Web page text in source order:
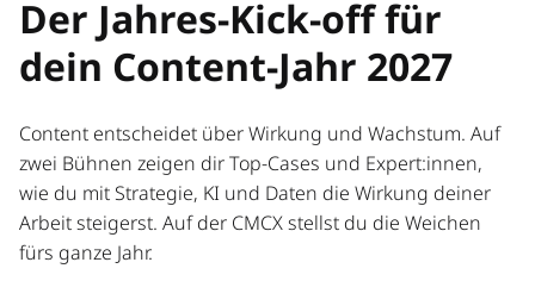
Der Jahres-Kick-off für
dein Content-Jahr 2027
Content entscheidet über Wirkung und Wachstum. Auf
zwei Bühnen zeigen dir Top-Cases und Expert:innen,
wie du mit Strategie, KI und Daten die Wirkung deiner
Arbeit steigerst. Auf der CMCX stellst du die Weichen
fürs ganze Jahr.